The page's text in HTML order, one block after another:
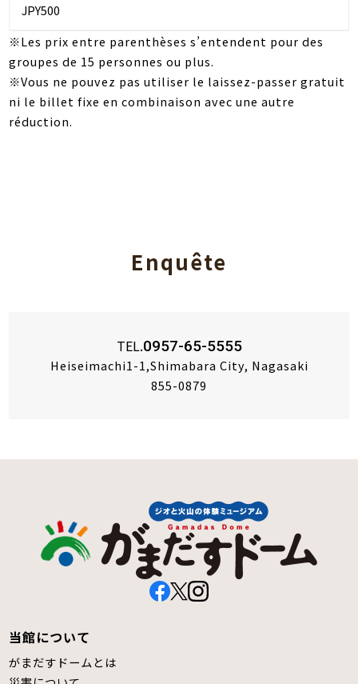
JPY500
※Les prix entre parenthèses s’entendent pour des
groupes de 15 personnes ou plus.
※Vous ne pouvez pas utiliser le laissez-passer gratuit
ni le billet fixe en combinaison avec une autre
réduction.
Enquête
TEL.0957-65-5555
Heiseimachi1-1,Shimabara City, Nagasaki
855-0879
当館について
がまだすドームとは